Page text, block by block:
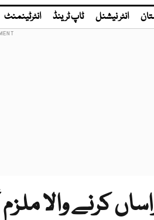
انٹر نیشنل ٹاپ ٹرینڈ انٹرٹینمنٹ
کرنے والا